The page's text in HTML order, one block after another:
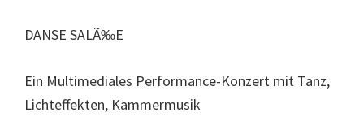
DANSE SALÃ‰E
Ein Multimediales Performance-Konzert mit Tanz,
Lichteffekten, Kammermusik